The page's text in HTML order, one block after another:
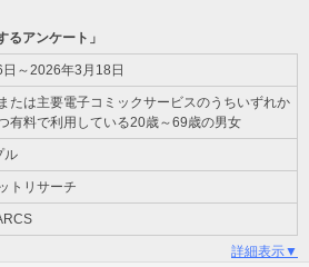
るアンケート」
～2026年3月18日
たは主要電子コミックサービスのうちいずれか
有料で利用している20歳～69歳の男女
ル
トリサーチ
詳細表示▼